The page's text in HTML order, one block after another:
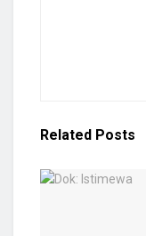
Related Posts